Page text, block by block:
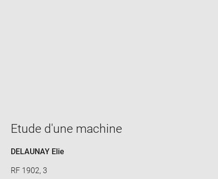
window
Etude d'une machine
DELAUNAY Elie
RF 1902, 3